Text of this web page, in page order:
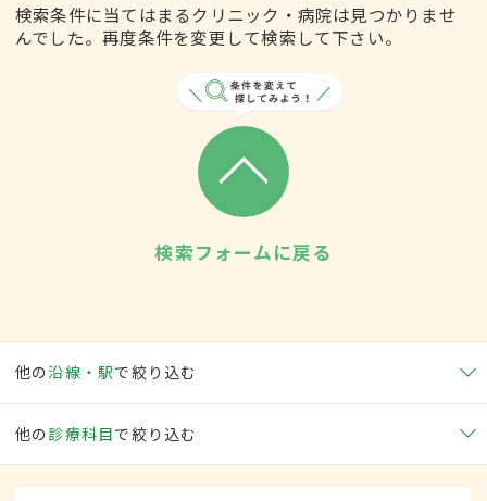
検索条件に当てはまるクリニック・病院は見つかりませ
んでした。再度条件を変更して検索して下さい。
検索フォームに戻る
他の沿線・駅で絞り込む
他の 診療科目で絞り込む